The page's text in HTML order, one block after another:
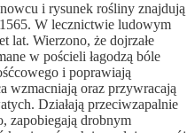
i rysunek ro­śliny znajdują
W lecznictwie ludowym
lat. Wierzono, że dojrzałe
w pościeli łagodzą bóle
i poprawiają
wzmacniają oraz przywracają
Działają przeciwza­palnie
zapobiegają drobnym